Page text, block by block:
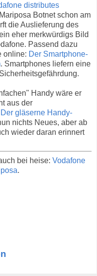
distributes
Botnet schon am
die Auslieferung des
eher merkwürdigs Bild
Passend dazu
online: Der Smartphone-
. Smartphones liefern eine
Handy wäre er
aus der
Der gläserne Handy-
nichts Neues, aber ab
wieder daran erinnert
bei heise: Vodafone
.